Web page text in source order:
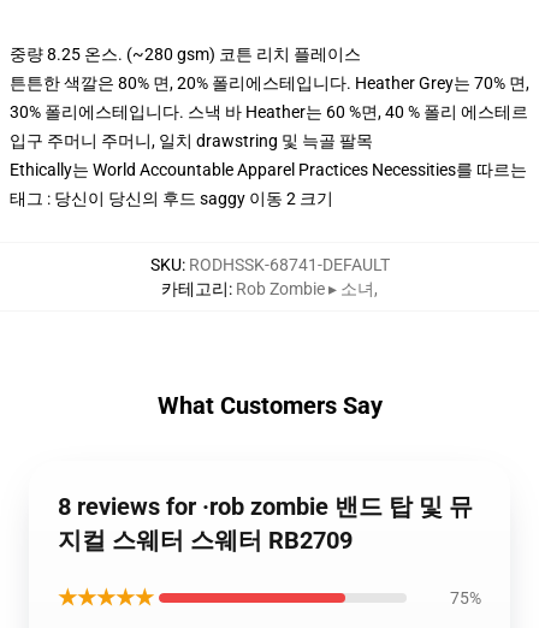
중량 8.25 온스. (~280 gsm) 코튼 리치 플레이스
튼튼한 색깔은 80% 면, 20% 폴리에스테입니다. Heather Grey는 70% 면,
30% 폴리에스테입니다. 스낵 바 Heather는 60 %면, 40 % 폴리 에스테르
입구 주머니 주머니, 일치 drawstring 및 늑골 팔목
Ethically는 World Accountable Apparel Practices Necessities를 따르는
태그 : 당신이 당신의 후드 saggy 이동 2 크기
SKU: RODHSSK-68741-DEFAULT
카테고리: Rob Zombie ▸ 소녀,
What Customers Say
8 reviews for ·rob zombie 밴드 탑 및 뮤
지컬 스웨터 스웨터 RB2709
★★★★★ 75%